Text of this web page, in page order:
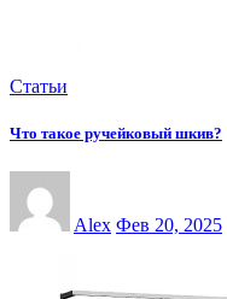
Статьи
Что такое ручейковый шкив?
Alex Фев 20, 2025